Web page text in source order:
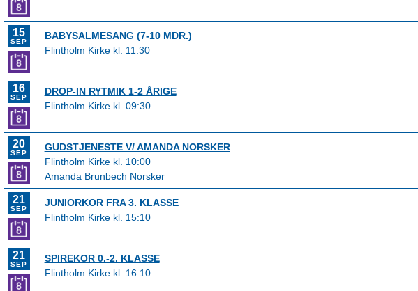
15
SEP
BABYSALMESANG (7-10 MDR.)
Flintholm Kirke kl. 11:30
16
SEP
DROP-IN RYTMIK 1-2 ÅRIGE
Flintholm Kirke kl. 09:30
20
SEP
GUDSTJENESTE V/ AMANDA NORSKER
Flintholm Kirke kl. 10:00
Amanda Brunbech Norsker
21
SEP
JUNIORKOR FRA 3. KLASSE
Flintholm Kirke kl. 15:10
21
SEP
SPIREKOR 0.-2. KLASSE
Flintholm Kirke kl. 16:10